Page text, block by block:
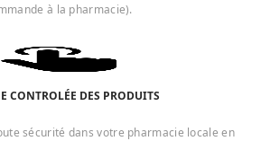
à la pharmacie).
CONTROLÉE DES PRODUITS
sécurité dans votre pharmacie locale en